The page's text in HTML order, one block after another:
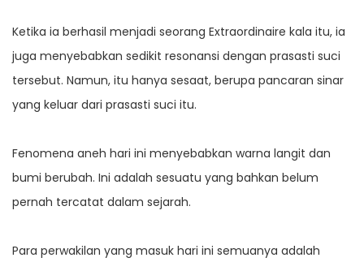
Ketika ia berhasil menjadi seorang Extraordinaire kala itu, ia
juga menyebabkan sedikit resonansi dengan prasasti suci
tersebut. Namun, itu hanya sesaat, berupa pancaran sinar
yang keluar dari prasasti suci itu.
Fenomena aneh hari ini menyebabkan warna langit dan
bumi berubah. Ini adalah sesuatu yang bahkan belum
pernah tercatat dalam sejarah.
Para perwakilan yang masuk hari ini semuanya adalah